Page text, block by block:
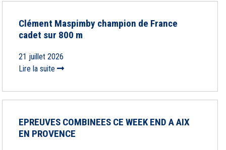
Clément Maspimby champion de France
cadet sur 800 m
21 juillet 2026
Lire la suite
EPREUVES COMBINEES CE WEEK END A AIX
EN PROVENCE